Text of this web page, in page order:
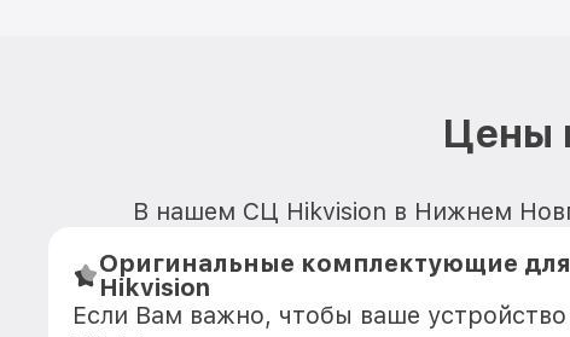
Цены
В нашем СЦ Hikvision в Нижнем
Оригинальные комплектующие
Hikvision
Если Вам важно, чтобы ваше